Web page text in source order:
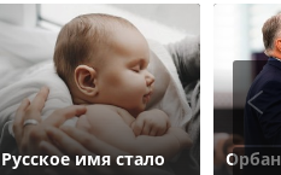
Русское имя стало